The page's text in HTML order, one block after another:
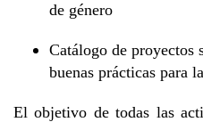
de género
Catálogo de proyectos
buenas prácticas para
El objetivo de todas las